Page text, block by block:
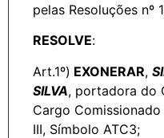
pelas Resoluções nº
RESOLVE:
Art.1º) EXONERAR,
SILVA, portadora do
Cargo Comissionado
III, Símbolo ATC3;